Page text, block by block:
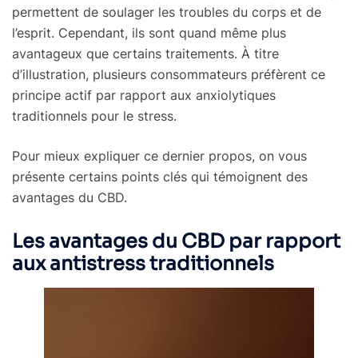
permettent de soulager les troubles du corps et de
l’esprit. Cependant, ils sont quand même plus
avantageux que certains traitements. À titre
d’illustration, plusieurs consommateurs préfèrent ce
principe actif par rapport aux anxiolytiques
traditionnels pour le stress.
Pour mieux expliquer ce dernier propos, on vous
présente certains points clés qui témoignent des
avantages du CBD.
Les avantages du CBD par rapport
aux antistress traditionnels